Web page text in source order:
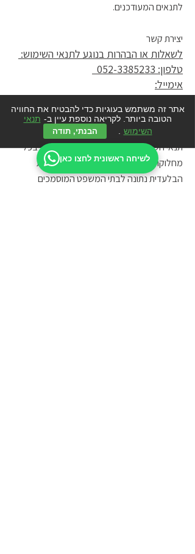
לתנאים המעודכנים.
יצירת קשר
לשאלות או הבהרות בנוגע לתנאי השימוש:
טלפון: 052-3385233
אימייל:
rosenthallavie.agency@gmail.com
משפט חל וסמכות שיפוט
תנאי השימוש כפופים לדיני מדינת ישראל. בכל
מחלוקת הקשורה לשימוש באתר, הסמכות
הבלעדית נתונה לבתי המשפט המוסמכים
אתר זה משתמש בעוגיות כדי להבטיח את החוויה
הטובה ביותר. לקריאה נוספת עיין ב- תנאי
השימוש
הבנתי, תודה
לשיחה ראשונית לחצו כאן